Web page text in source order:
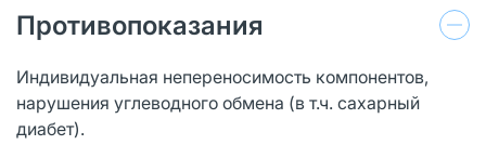
Противопоказания
Индивидуальная непереносимость компонентов,
нарушения углеводного обмена (в т.ч. сахарный
диабет).